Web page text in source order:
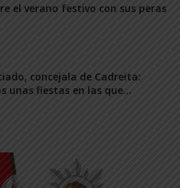
el verano festivo con sus peras
concejala de Cadreita:
unas fiestas en las que...